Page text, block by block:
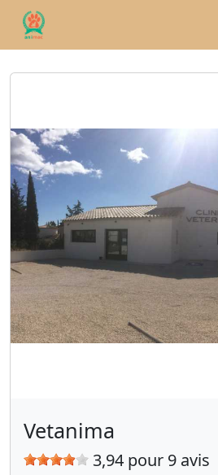
Vetanima
3,94 pour 9 avis